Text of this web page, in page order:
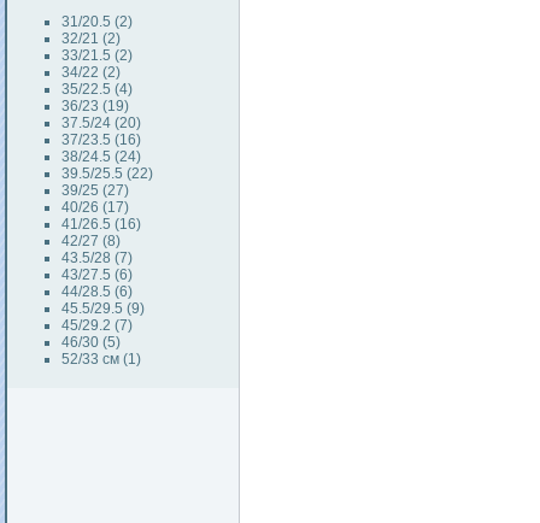
31/20.5 (2)
32/21 (2)
33/21.5 (2)
34/22 (2)
35/22.5 (4)
36/23 (19)
37.5/24 (20)
37/23.5 (16)
38/24.5 (24)
39.5/25.5 (22)
39/25 (27)
40/26 (17)
41/26.5 (16)
42/27 (8)
43.5/28 (7)
43/27.5 (6)
44/28.5 (6)
45.5/29.5 (9)
45/29.2 (7)
46/30 (5)
52/33 см (1)